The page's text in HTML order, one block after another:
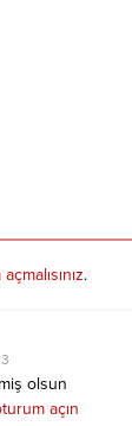
.
olsun
açın